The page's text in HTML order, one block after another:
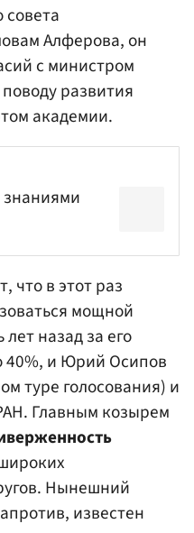
Алферова, он
с министром
развития
академии.
знаниями
что в этот раз
мощной
назад за его
40%, и Юрий Осипов
туре голосования) и
Главным козырем
Нынешний
известен